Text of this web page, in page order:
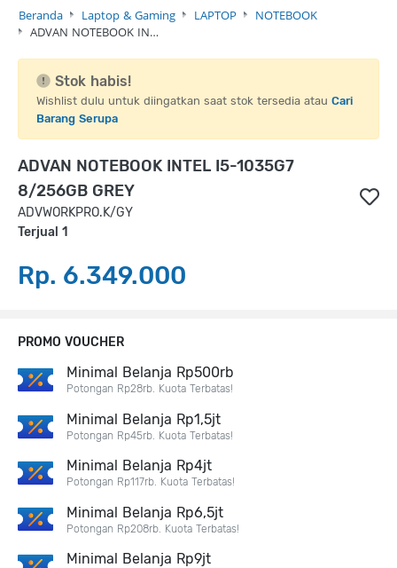
Beranda Laptop & Gaming LAPTOP
NOTEBOOK
ADVAN NOTEBOOK IN…
Stok habis!
Wishlist dulu untuk diingatkan saat stok tersedia atau Cari
Barang Serupa
ADVAN NOTEBOOK INTEL I5-1035G7
8/256GB GREY
ADVWORKPRO.K/GY
Terjual 1
Rp. 6.349.000
PROMO VOUCHER
Minimal Belanja Rp500rb
Potongan Rp28rb. Kuota Terbatas!
Minimal Belanja Rp1,5jt
Potongan Rp45rb. Kuota Terbatas!
Minimal Belanja Rp4jt
Potongan Rp117rb. Kuota Terbatas!
Minimal Belanja Rp6,5jt
Potongan Rp208rb. Kuota Terbatas!
Minimal Belanja Rp9jt